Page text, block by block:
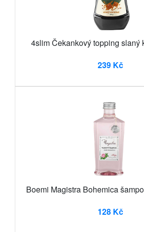
4slim Čekankový topping slaný
239 Kč
Boemi Magistra Bohemica
128 Kč